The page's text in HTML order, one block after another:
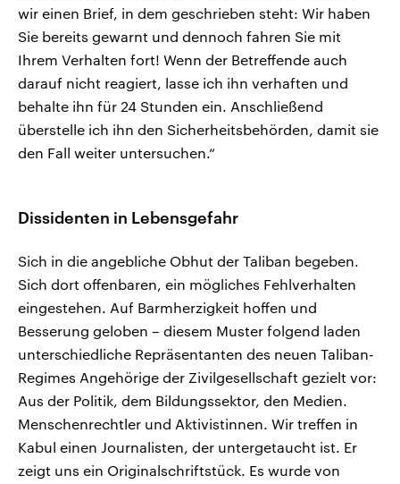
wir einen Brief, in dem geschrieben steht: Wir haben
Sie bereits gewarnt und dennoch fahren Sie mit
Ihrem Verhalten fort! Wenn der Betreffende auch
darauf nicht reagiert, lasse ich ihn verhaften und
behalte ihn für 24 Stunden ein. Anschließend
überstelle ich ihn den Sicherheitsbehörden, damit sie
den Fall weiter untersuchen.“
Dissidenten in Lebensgefahr
Sich in die angebliche Obhut der Taliban begeben.
Sich dort offenbaren, ein mögliches Fehlverhalten
eingestehen. Auf Barmherzigkeit hoffen und
Besserung geloben – diesem Muster folgend laden
unterschiedliche Repräsentanten des neuen Taliban-
Regimes Angehörige der Zivilgesellschaft gezielt vor:
Aus der Politik, dem Bildungssektor, den Medien.
Menschenrechtler und Aktivistinnen. Wir treffen in
Kabul einen Journalisten, der untergetaucht ist. Er
zeigt uns ein Originalschriftstück. Es wurde von